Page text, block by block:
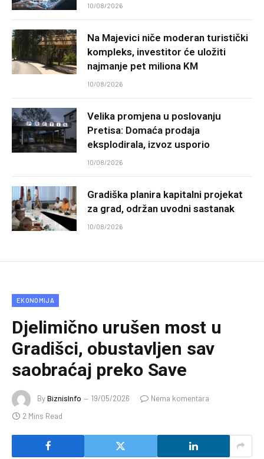
10/08/2026
Na Majevici niče moderan turistički
kompleks, investitor će uložiti
najmanje pet miliona KM
10/08/2026
Velika promjena u poslovanju
Pretisa: Domaća prodaja
eksplodirala, izvoz usporio
10/08/2026
Gradiška planira kapitalni projekat
za grad, održan uvodni sastanak
10/08/2026
EKONOMIJA
Djelimično urušen most u
Gradišci, obustavljen sav
saobraćaj preko Save
ByBiznisInfo 19/05/2026
Nema komentara
2 Mins Read